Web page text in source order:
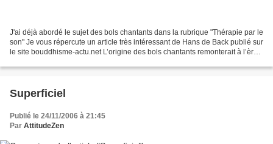
J'ai déjà abordé le sujet des bols chantants dans la rubrique "Thérapie par le
son" Je vous répercute un article très intéressant de Hans de Back publié sur
le site bouddhisme-actu.net L’origine des bols chantants remonterait à l’ère
Superficiel
Publié le 24/11/2006 à 21:45
Par AttitudeZen